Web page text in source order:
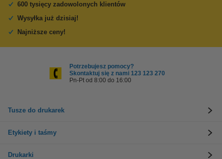
600 tysięcy zadowolonych klientów
Wysyłka już dzisiaj!
Najniższe ceny!
Potrzebujesz pomocy?
Skontaktuj się z nami 123 123 270
Pn-Pt od 8:00 do 16:00
Tusze do drukarek
Etykiety i taśmy
Drukarki